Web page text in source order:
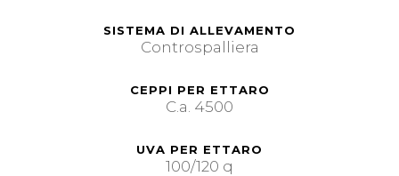
SISTEMA DI ALLEVAMENTO
Controspalliera
CEPPI PER ETTARO
C.a. 4500
UVA PER ETTARO
100/120 q